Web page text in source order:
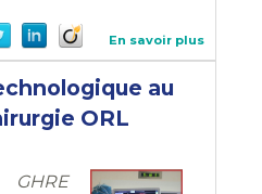
En savoir plus
au
ORL